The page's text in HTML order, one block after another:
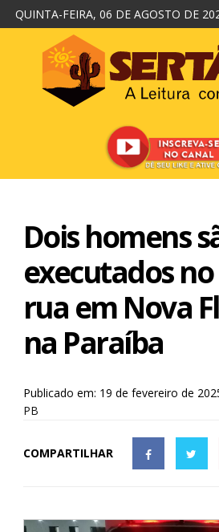
QUINTA-FEIRA, 06 DE AGOSTO DE
Dois homens
executados
rua em Nova
na Paraíba
Publicado em: 19 de fevereiro de
PB
COMPARTILHAR